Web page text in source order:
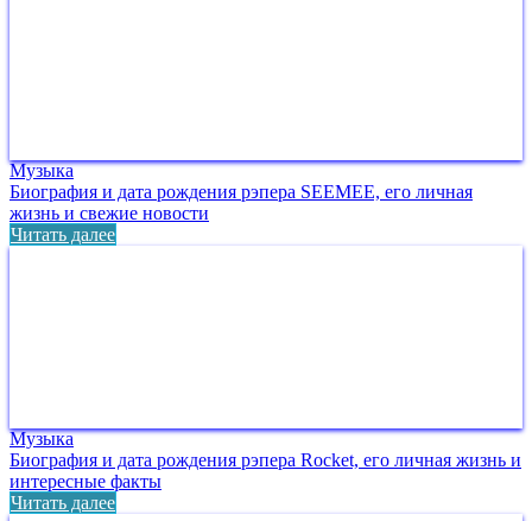
Музыка
Биография и дата рождения рэпера SEEMEE, его личная
жизнь и свежие новости
Читать далее
Музыка
Биография и дата рождения рэпера Rocket, его личная жизнь и
интересные факты
Читать далее